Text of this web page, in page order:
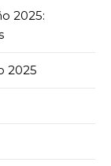
2025:
2025